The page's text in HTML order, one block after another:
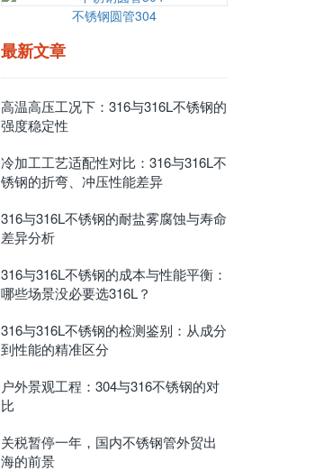
不锈钢圆管304
最新文章
高温高压工况下：316与316L不锈钢的
强度稳定性
冷加工工艺适配性对比：316与316L不
锈钢的折弯、冲压性能差异
316与316L不锈钢的耐盐雾腐蚀与寿命
差异分析
316与316L不锈钢的成本与性能平衡：
哪些场景没必要选316L？
316与316L不锈钢的检测鉴别：从成分
到性能的精准区分
户外景观工程：304与316不锈钢的对
比
关税暂停一年，国内不锈钢管外贸出
海的前景